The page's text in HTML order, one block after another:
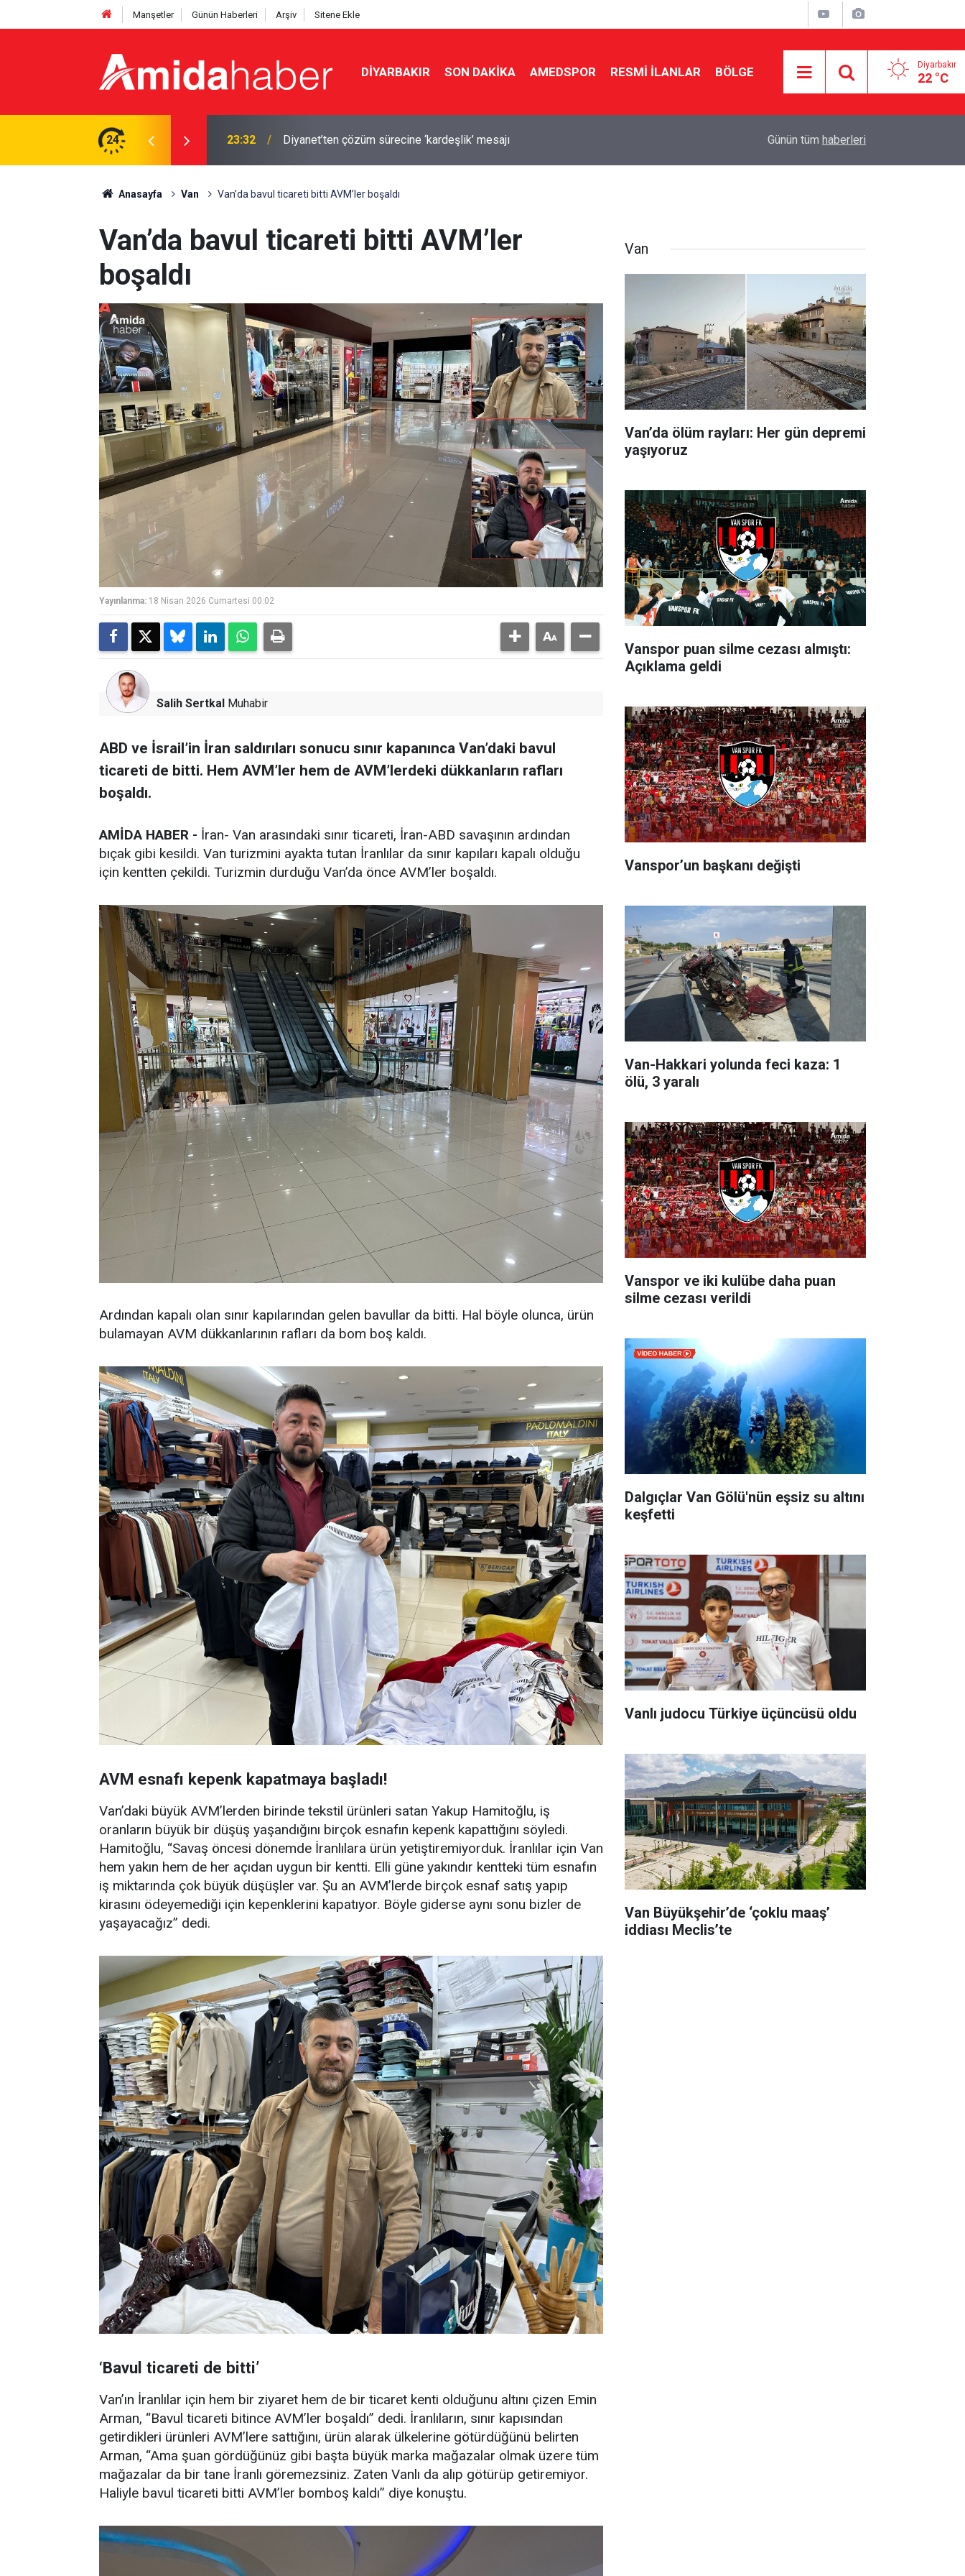
Manşetler Günün Haberleri Arşiv Sitene Ekle
DIYARBAKIR SON DAKIKA AMEDSPOR RESMI İLANLAR BÖLGE Diyarbakır
22 °C
24 23:02 Mardin’de feci kaza: 1 ölü, 2 yaralı Cumhurbaşkanı Erdoğan Suudi Arabistan’a
Günün tüm haberleri
Anasayfa Van Van’da bavul ticareti bitti AVM’ler boşaldı
Van’da bavul ticareti bitti AVM’ler
boşaldı
Yayınlanma: 18 Nisan 2026 Cumartesi 00:02
Salih Sertkal Muhabir
ABD ve İsrail’in İran saldırıları sonucu sınır kapanınca Van’daki bavul
ticareti de bitti. Hem AVM’ler hem de AVM’lerdeki dükkanların rafları
boşaldı.
AMİDA HABER - İran- Van arasındaki sınır ticareti, İran-ABD savaşının ardından
bıçak gibi kesildi. Van turizmini ayakta tutan İranlılar da sınır kapıları kapalı olduğu
için kentten çekildi. Turizmin durduğu Van’da önce AVM’ler boşaldı.
Ardından kapalı olan sınır kapılarından gelen bavullar da bitti. Hal böyle olunca, ürün
bulamayan AVM dükkanlarının rafları da bom boş kaldı.
AVM esnafı kepenk kapatmaya başladı!
Van’daki büyük AVM’lerden birinde tekstil ürünleri satan Yakup Hamitoğlu, iş
oranların büyük bir düşüş yaşandığını birçok esnafın kepenk kapattığını söyledi.
Hamitoğlu, “Savaş öncesi dönemde İranlılara ürün yetiştiremiyorduk. İranlılar için Van
hem yakın hem de her açıdan uygun bir kentti. Elli güne yakındır kentteki tüm esnafın
iş miktarında çok büyük düşüşler var. Şu an AVM’lerde birçok esnaf satış yapıp
kirasını ödeyemediği için kepenklerini kapatıyor. Böyle giderse aynı sonu bizler de
yaşayacağız” dedi.
‘Bavul ticareti de bitti’
Van’ın İranlılar için hem bir ziyaret hem de bir ticaret kenti olduğunu altını çizen Emin
Arman, “Bavul ticareti bitince AVM’ler boşaldı” dedi. İranlıların, sınır kapısından
getirdikleri ürünleri AVM’lere sattığını, ürün alarak ülkelerine götürdüğünü belirten
Arman, “Ama şuan gördüğünüz gibi başta büyük marka mağazalar olmak üzere tüm
mağazalar da bir tane İranlı göremezsiniz. Zaten Vanlı da alıp götürüp getiremiyor.
Haliyle bavul ticareti bitti AVM’ler bomboş kaldı” diye konuştu.
Van
Van’da ölüm rayları: Her gün depremi
yaşıyoruz
Vanspor puan silme cezası almıştı:
Açıklama geldi
Vanspor’un başkanı değişti
Van-Hakkari yolunda feci kaza: 1
ölü, 3 yaralı
Vanspor ve iki kulübe daha puan
silme cezası verildi
Dalgıçlar Van Gölü'nün eşsiz su altını
keşfetti
Vanlı judocu Türkiye üçüncüsü oldu
Van Büyükşehir’de ‘çoklu maaş’
iddiası Meclis’te